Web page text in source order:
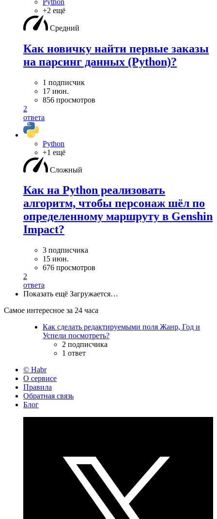
+2 ещё
Средний
Как новичку найти первые заказы
на парсинг данных (Python)?
1 подписчик
17 июн.
856 просмотров
2
ответа
Python
+1 ещё
Сложный
Как на Python реализовать
алгоритм, чтобы персонаж шёл по
определенному маршруту в Genshin
Impact?
3 подписчика
15 июн.
676 просмотров
2
ответа
Показать ещё Загружается…
Самое интересное за 24 часа
Как сделать редактируемыми поля Жанр, Год и
Успели посмотреть?
2 подписчика
1 ответ
© Habr
О сервисе
Правила
Обратная связь
Блог